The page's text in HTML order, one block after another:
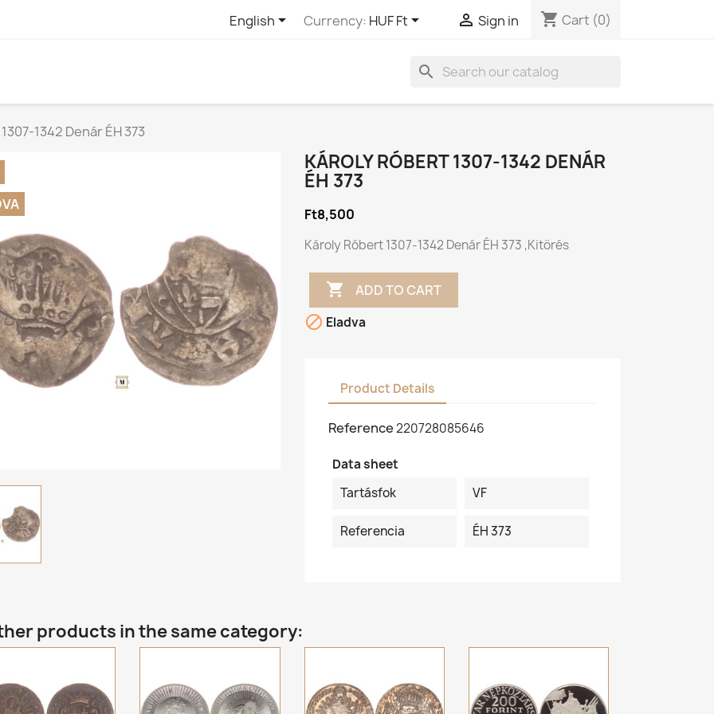
English Currency: HUF Ft  Sign in shopping_cart Cart (0)
search
1342 Denár ÉH 373
KÁROLY RÓBERT 1307-1342 DENÁR
ÉH 373
Ft8,500
Károly Róbert 1307-1342 Denár ÉH 373 ,Kitörés
 ADD TO CART
 Eladva
Product Details
Reference220728085646
Data sheet
Tartásfok
VF
Referencia ÉH 373
products in the same category: